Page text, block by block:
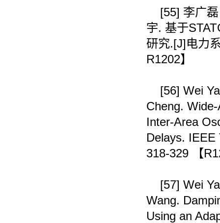
[55] 李广
宇. 基于
研究.[J]电力
R1202】
[56] Wei
Cheng.
Inter-Area
Delays. IEEE
318-329
【
[57] Wei
Wang.
Using an